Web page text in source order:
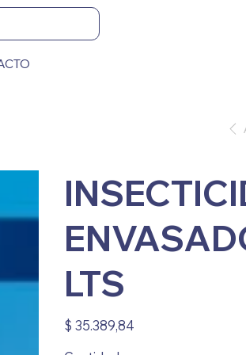
LTS
Precio
$ 35.389,84